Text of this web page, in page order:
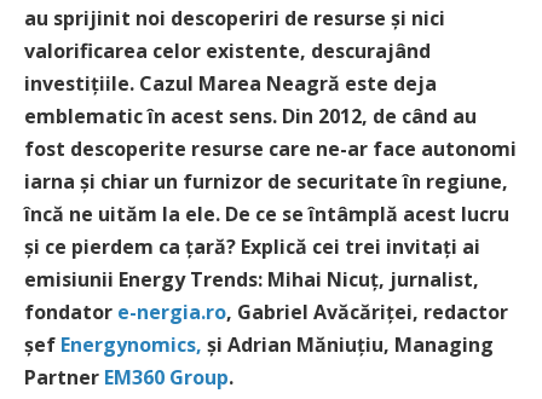
au sprijinit noi descoperiri de resurse și nici
valorificarea celor existente, descurajând
investițiile. Cazul Marea Neagră este deja
emblematic în acest sens. Din 2012, de când au
fost descoperite resurse care ne-ar face autonomi
iarna și chiar un furnizor de securitate în regiune,
încă ne uităm la ele. De ce se întâmplă acest lucru
și ce pierdem ca țară? Explică cei trei invitați ai
emisiunii Energy Trends: Mihai Nicuț, jurnalist,
fondator e-nergia.ro, Gabriel Avăcăriței, redactor
șef Energynomics, și Adrian Măniuțiu, Managing
Partner EM360 Group.